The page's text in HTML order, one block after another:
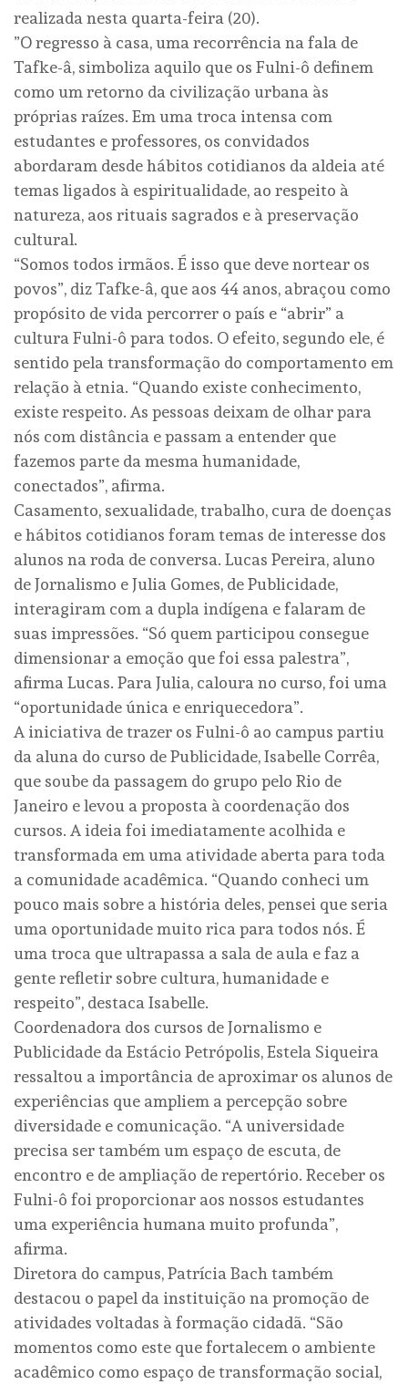
realizada nesta quarta-feira (20).
”O regresso à casa, uma recorrência na fala de
Tafke-â, simboliza aquilo que os Fulni-ô definem
como um retorno da civilização urbana às
próprias raízes. Em uma troca intensa com
estudantes e professores, os convidados
abordaram desde hábitos cotidianos da aldeia até
temas ligados à espiritualidade, ao respeito à
natureza, aos rituais sagrados e à preservação
cultural.
“Somos todos irmãos. É isso que deve nortear os
povos”, diz Tafke-â, que aos 44 anos, abraçou como
propósito de vida percorrer o país e “abrir” a
cultura Fulni-ô para todos. O efeito, segundo ele, é
sentido pela transformação do comportamento em
relação à etnia. “Quando existe conhecimento,
existe respeito. As pessoas deixam de olhar para
nós com distância e passam a entender que
fazemos parte da mesma humanidade,
conectados”, afirma.
Casamento, sexualidade, trabalho, cura de doenças
e hábitos cotidianos foram temas de interesse dos
alunos na roda de conversa. Lucas Pereira, aluno
de Jornalismo e Julia Gomes, de Publicidade,
interagiram com a dupla indígena e falaram de
suas impressões. “Só quem participou consegue
dimensionar a emoção que foi essa palestra”,
afirma Lucas. Para Julia, caloura no curso, foi uma
“oportunidade única e enriquecedora”.
A iniciativa de trazer os Fulni-ô ao campus partiu
da aluna do curso de Publicidade, Isabelle Corrêa,
que soube da passagem do grupo pelo Rio de
Janeiro e levou a proposta à coordenação dos
cursos. A ideia foi imediatamente acolhida e
transformada em uma atividade aberta para toda
a comunidade acadêmica. “Quando conheci um
pouco mais sobre a história deles, pensei que seria
uma oportunidade muito rica para todos nós. É
uma troca que ultrapassa a sala de aula e faz a
gente refletir sobre cultura, humanidade e
respeito”, destaca Isabelle.
Coordenadora dos cursos de Jornalismo e
Publicidade da Estácio Petrópolis, Estela Siqueira
ressaltou a importância de aproximar os alunos de
experiências que ampliem a percepção sobre
diversidade e comunicação. “A universidade
precisa ser também um espaço de escuta, de
encontro e de ampliação de repertório. Receber os
Fulni-ô foi proporcionar aos nossos estudantes
uma experiência humana muito profunda”,
afirma.
Diretora do campus, Patrícia Bach também
destacou o papel da instituição na promoção de
atividades voltadas à formação cidadã. “São
momentos como este que fortalecem o ambiente
acadêmico como espaço de transformação social,